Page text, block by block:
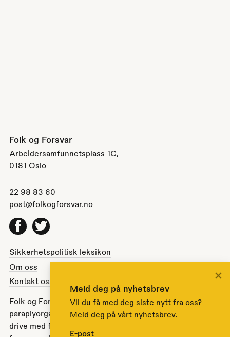
Folk og Forsvar
Arbeidersamfunnetsplass 1C,
0181 Oslo
22 98 83 60
post@folkogforsvar.no
Facebook
Twitter
Sikkerhetspolitisk leksikon
Om oss
Kontakt oss
Folk og Forsvar er en partipolitisk nøytral
paraplyorganisasjon opprettet av Stortinget i 1951 for å
drive med folkeopplysning om norsk sikkerhets- og
Meld deg på nyhetsbrev
Vil du få med deg siste nytt fra oss?
Meld deg på vårt nyhetsbrev.
E-post
×